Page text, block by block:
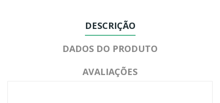
DESCRIÇÃO
DADOS DO PRODUTO
AVALIAÇÕES